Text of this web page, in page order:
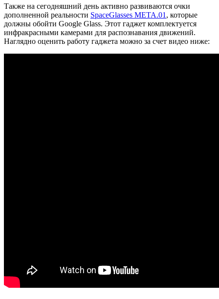
Также на сегодняшний день активно развиваются очки
дополненной реальности SpaceGlasses META.01 , которые
должны обойти Google Glass. Этот гаджет комплектуется
инфракрасными камерами для распознавания движений.
Наглядно оценить работу гаджета можно за счет видео ниже: